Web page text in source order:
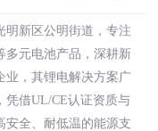
明新区公明街道，专注
多元电池产品，深耕新
业，其锂电解决方案广
凭借UL/CE认证资质与
安全、耐低温的能源支